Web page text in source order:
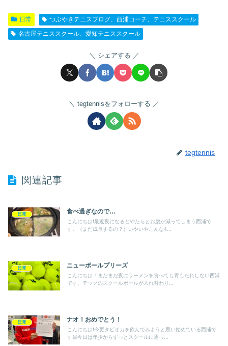
日常
つぶやきテニスブログ、西浦コーチ、テニススクール
名古屋テニススクール、愛知テニススクール
シェアする
tegtennisをフォローする
tegtennis
関連記事
日常 食べ過ぎなので…
こんにちは❗️最近夜になるとやたらとお腹が減ってしまう西浦で
す。（まだ成長するの？）いやいやこんな4...
日常 ニューボールプリーズ
こんにちは！まだまだ夜にラーメンを食べても胃もたれしない西浦
です。テッグのスクールボールが入れ替わり...
日常 ナオ！おめでとう！
こんにちは❗️今更タピオカを飲んでみようと思い始めている西浦で
す😁今日は年少からずっとスクールに通っ...